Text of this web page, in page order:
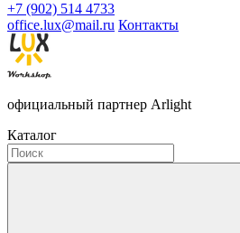
+7 (902) 514 4733
office.lux@mail.ru Контакты
официальный партнер Arlight
Каталог